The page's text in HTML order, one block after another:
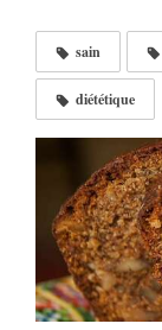
sain
diététique